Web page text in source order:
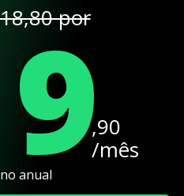
por
,90
/mês
anual